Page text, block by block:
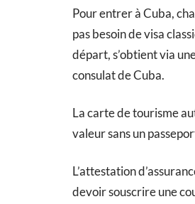
Pour entrer à Cuba,
pas besoin de visa
départ, s’obtient via
consulat de Cuba.
La carte de tourisme
valeur sans un
L’attestation
devoir souscrire une